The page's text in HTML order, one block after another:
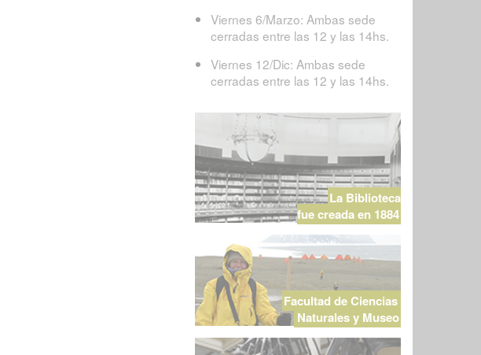
Viernes 6/Marzo: Ambas sede
cerradas entre las 12 y las 14hs.
Viernes 12/Dic: Ambas sede
cerradas entre las 12 y las 14hs.
La Biblioteca
fue creada en 1884
Facultad de Ciencias
Naturales y Museo